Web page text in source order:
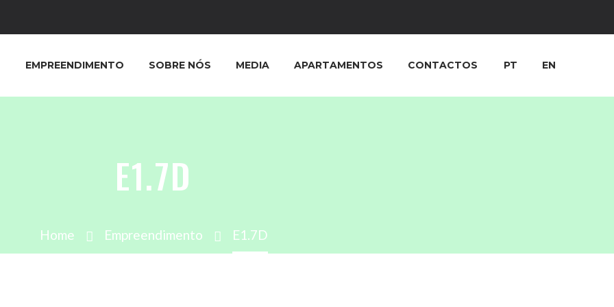
EMPREENDIMENTO SOBRE NÓS MEDIA APARTAMENTOS CONTACTOS PT EN
E1.7D
Home Empreendimento E1.7D